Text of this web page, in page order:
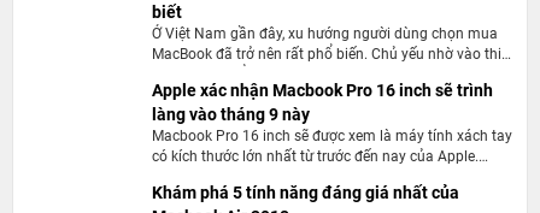
cùng công nghệ điều kiện rắng, giúp ổ cứng hoạt động ổn
định hơn, bền bỉ và sử dụng trơn tru hơn so với ổ cứng truyền
thống. Đặc biệt, Apple đã mở rộng không gian hiển thị màn hình
đến mức 90%, tăng khả năng tầm nhìn sống động hơn cho người
Màn hình hiển thị ấn tượng
biết
Ở Việt Nam gần đây, xu hướng người dùng chọn mua
MacBook đã trở nên rất phổ biến. Chủ yếu nhờ vào thiết
trâu bò. Việc tìm mua MacBook cũng không còn khó
như trước, vì có khá nhiều cửa hàng bày bán các dòng
sản phẩm mới và cũ.
Apple xác nhận Macbook Pro 16 inch sẽ trình
làng vào tháng 9 này
Macbook Pro 16 inch sẽ được xem là máy tính xách tay
có kích thước lớn nhất từ trước đến nay của Apple.
cũng như các tính năng mới mà máy tính mang đến
Khám phá 5 tính năng đáng giá nhất của